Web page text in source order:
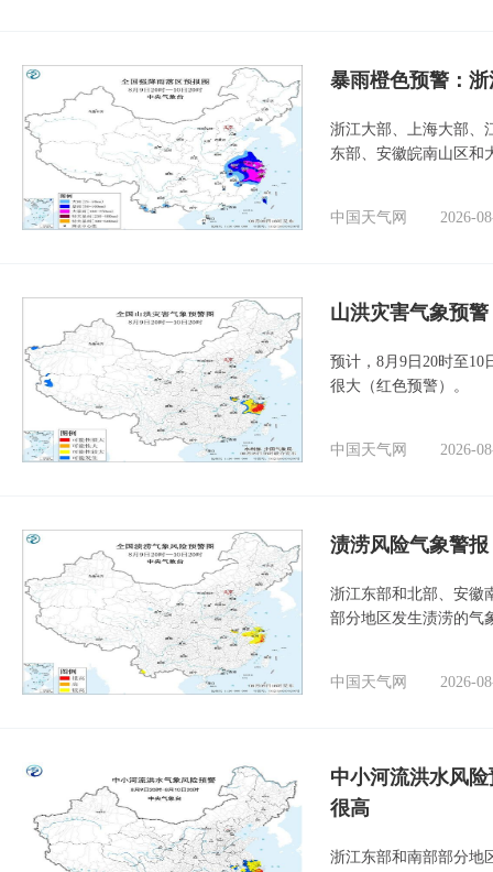
暴雨橙色预警：
浙江大部、上海大部、
东部、安徽皖南山区和
中国天气网 2026-
山洪灾害气象预
预计，8月9日20时至
很大（红色预警）。
中国天气网 2026-
渍涝风险气象警
浙江东部和北部、安徽
部分地区发生渍涝的气
中国天气网 2026-
中小河流洪水风
很高
浙江东部和南部部分地